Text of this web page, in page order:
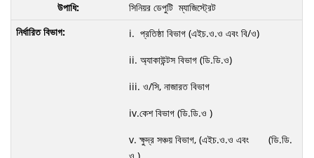
সিনিয়র ডেপুটি ম্যাজিস্ট্রেট
i. প্রতিষ্ঠা বিভাগ (এইচ.ও.ও এবং বি/ও)
ii. অ্যাকাউন্টস বিভাগ (ডি.ডি.ও)
iii. ও/সি, নাজারত বিভাগ
iv.কেশ বিভাগ (ডি.ডি.ও )
v. ক্ষুদ্র সঞ্চয় বিভাগ, (এইচ.ও.ও এবং (ডি.ডি.